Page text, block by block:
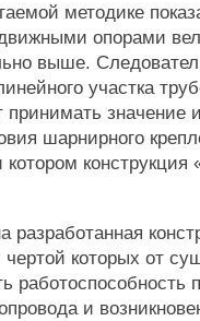
методике
опорами
выше.
участка
принимать значение
шарнирного
конструкция
разработанная
чертой которых от
работоспособность
и